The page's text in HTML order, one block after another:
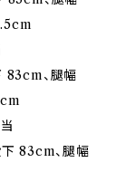
83cm、腿幅
下 83cm、腿幅